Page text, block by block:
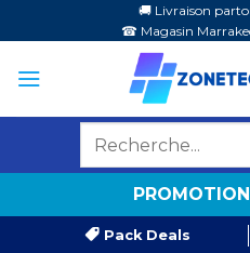
au
contenu
🚚 Livraison
☎ Magasin
Pack Deals